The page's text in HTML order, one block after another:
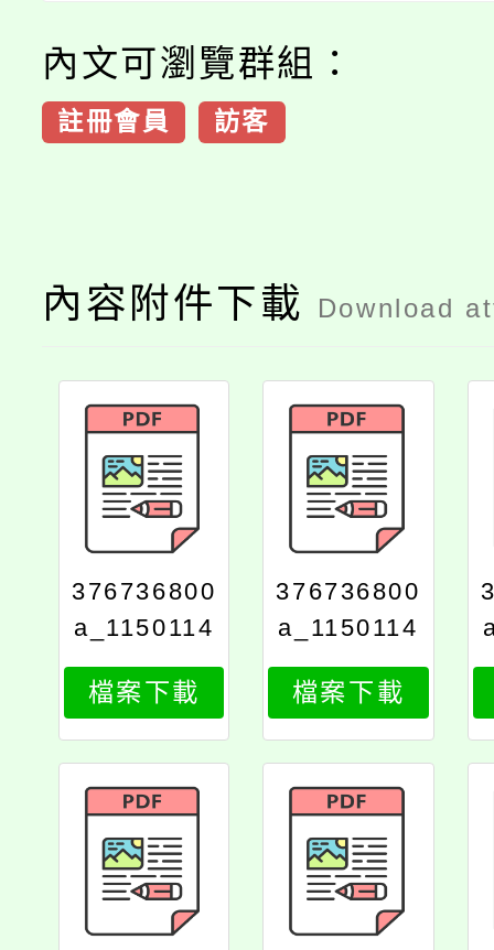
內文可瀏覽群組：
註冊會員 訪客
內容附件下載 Download
376736800
a_1150114
682_attach
1
檔案下載
376736800
a_1150114
682_attach
2
檔案下載